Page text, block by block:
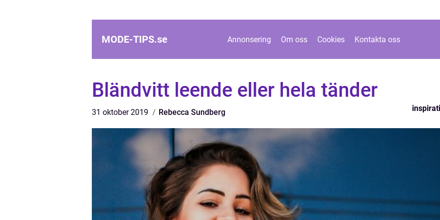
MODE-TIPS.se Annonsering Om oss Cookies Kontakta oss
Bländvitt leende eller hela tänder
31 oktober 2019 Rebecca Sundberg